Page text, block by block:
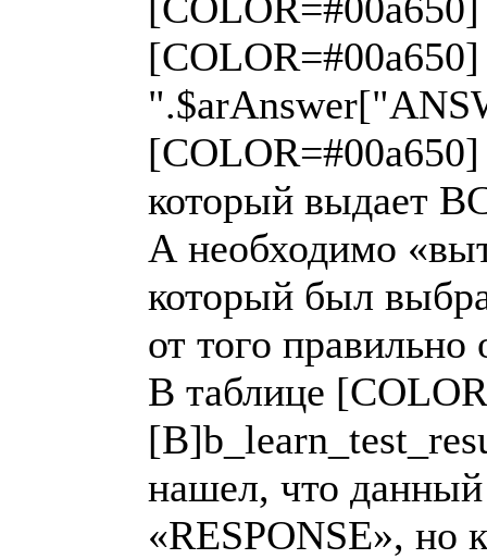
который выдает
А необходимо
который был
от того
В таблице
нашел, что данный
«RESPONSE», но